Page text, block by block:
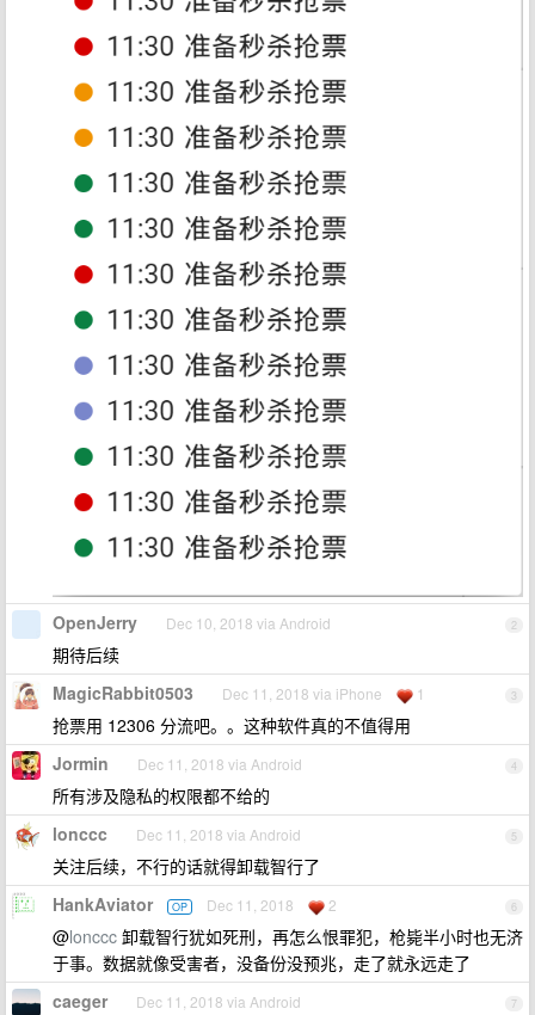
2
OpenJerry Dec 10, 2018 via Android
期待后续
3
MagicRabbit0503 Dec 11, 2018 via iPhone 1
抢票用 12306 分流吧。。这种软件真的不值得用
4
Jormin Dec 11, 2018 via Android
所有涉及隐私的权限都不给的
5
lonccc Dec 11, 2018 via Android
关注后续，不行的话就得卸载智行了
6
HankAviator OP Dec 11, 2018 2
@lonccc 卸载智行犹如死刑，再怎么恨罪犯，枪毙半小时也无济
于事。数据就像受害者，没备份没预兆，走了就永远走了
7
caeger Dec 11, 2018 via Android